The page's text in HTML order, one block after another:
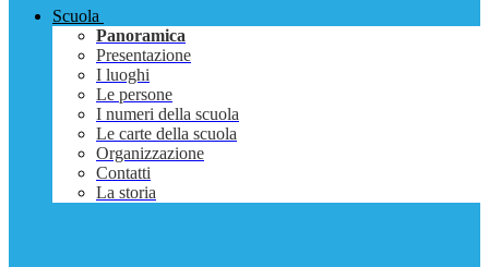
Scuola
Panoramica
Presentazione
I luoghi
Le persone
I numeri della scuola
Le carte della scuola
Organizzazione
Contatti
La storia